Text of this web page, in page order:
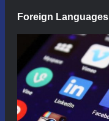
Foreign Languages